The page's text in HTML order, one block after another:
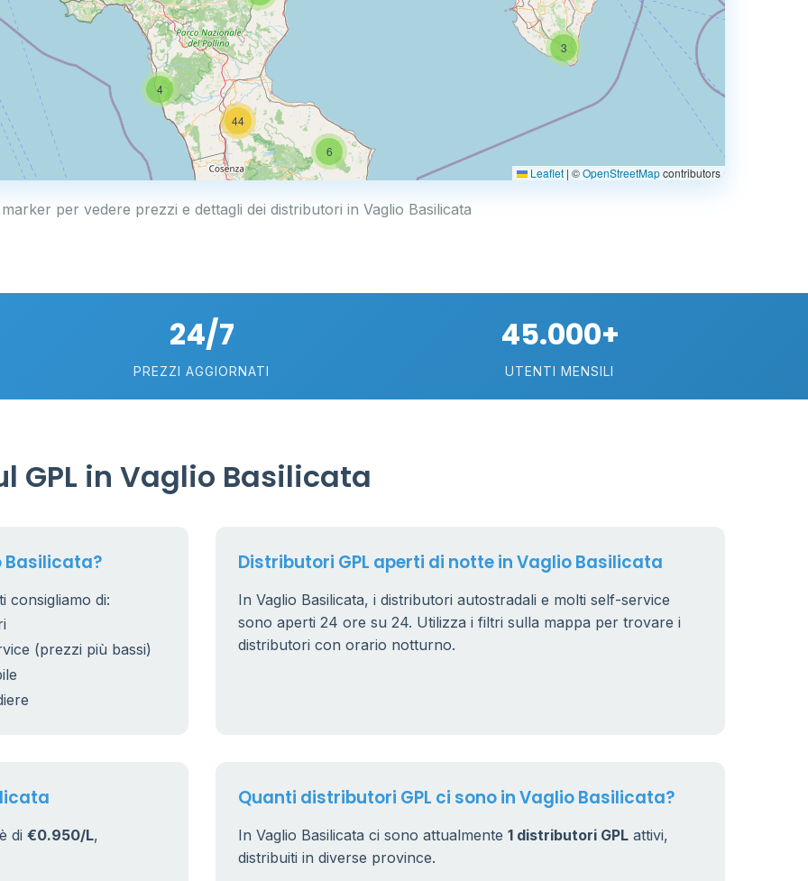
3
15
6
4
44
Leaflet | ©OpenStreetMapcontributors
per vedere prezzi e dettagli dei distributori in Vaglio Basilicata
24/7
PREZZI AGGIORNATI
45.000+
UTENTI MENSILI
GPL in Vaglio Basilicata
Basilicata?
consigliamo di:
(prezzi più bassi)
Distributori GPL aperti di notte in Vaglio Basilicata
In Vaglio Basilicata, i distributori autostradali e molti self-service
sono aperti 24 ore su 24. Utilizza i filtri sulla mappa per trovare i
distributori con orario notturno.
di €0.950/L,
Quanti distributori GPL ci sono in Vaglio Basilicata?
In Vaglio Basilicata ci sono attualmente 1 distributori GPL attivi,
distribuiti in diverse province.